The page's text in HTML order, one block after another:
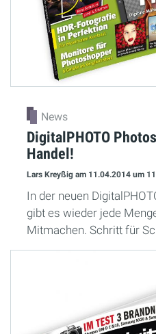
News
DigitalPHOTO
Handel!
Lars Kreyßig am 11.04.2014 um
In der neuen
gibt es wieder jede
Mitmachen. Schritt für